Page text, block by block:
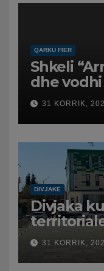
QARKU FIER
Shkeli
dhe
31 KORRIK,
DIVJAKË
Divjaka
protestë.
31 KORRIK,